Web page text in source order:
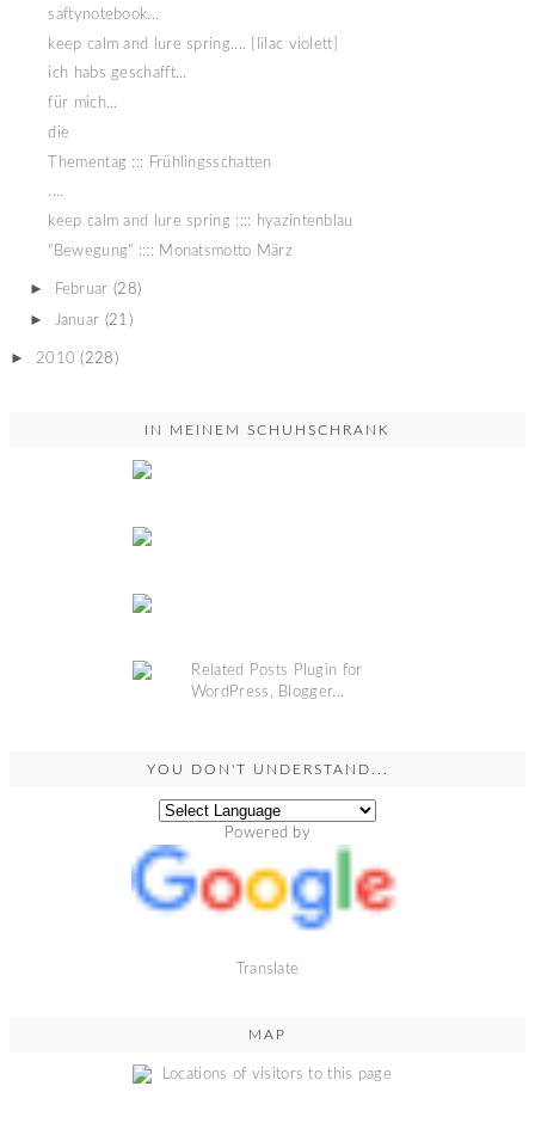
saftynotebook...
keep calm and lure spring.... {lilac violett}
ich habs geschafft...
für mich...
die
Thementag ::: Frühlingsschatten
....
keep calm and lure spring :::: hyazintenblau
"Bewegung" :::: Monatsmotto März
► Februar (28)
► Januar (21)
► 2010 (228)
IN MEINEM SCHUHSCHRANK
YOU DON'T UNDERSTAND...
Powered by
Translate
MAP